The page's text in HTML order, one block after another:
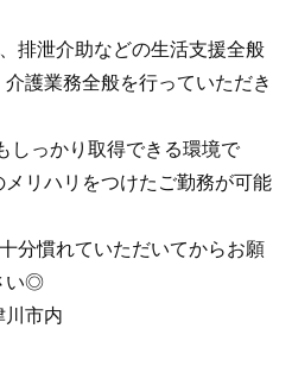
排泄介助などの生活支援全般
護業務全般を行っていただき
しっかり取得できる環境で
リハリをつけたご勤務が可能
分慣れていただいてからお願
い◎
川市内